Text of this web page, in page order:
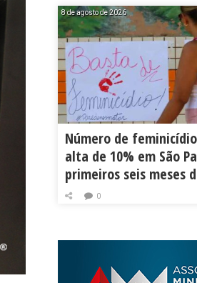
8 de agosto de 2026
Número de
alta de 10% em São
primeiros seis meses
0